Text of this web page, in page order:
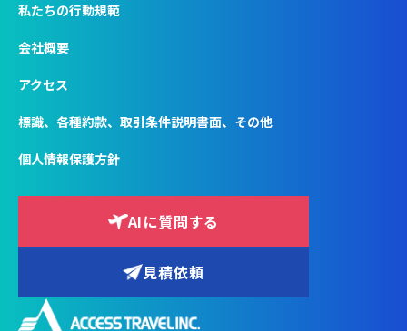
私たちの行動規範
会社概要
アクセス
標識、各種約款、取引条件説明書面、その他
個人情報保護方針
AIに質問する
見積依頼